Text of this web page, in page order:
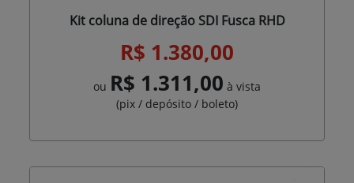
Kit coluna de direção SDI Fusca RHD
R$ 1.380,00
ou R$ 1.311,00 à vista
(pix / depósito / boleto)